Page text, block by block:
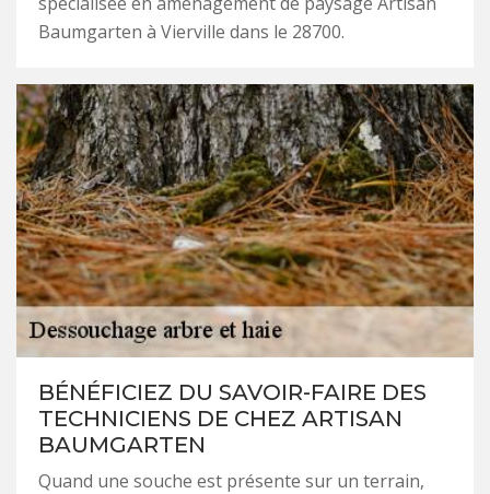
Baumgarten à Vierville dans le 28700.
BÉNÉFICIEZ DU SAVOIR-FAIRE DES
TECHNICIENS DE CHEZ ARTISAN
BAUMGARTEN
Quand une souche est présente sur un terrain,